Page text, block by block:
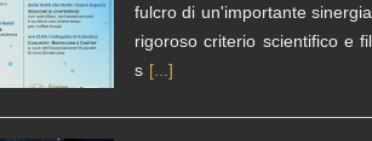
fulcro di un'importante
rigoroso criterio scientifico e
s [...]